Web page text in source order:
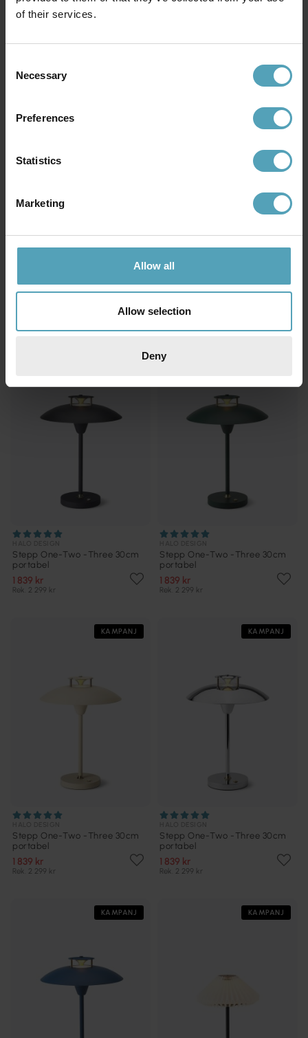
of their services.
Selection
Necessary
Preferences
Statistics
Marketing
Allow all
Allow selection
Deny
1 439 kr
KAMPANJ
HALO DESIGN
portabel
Rek. 2 299 kr
Stepp One-Two -Three 30cm
portabel
1 839 kr
Rek. 2 299 kr
Stepp One-Two -Three 30cm
portabel
1 839 kr
Rek. 2 299 kr
KAMPANJ
Stepp One-Two -Three 30cm
portabel
1 839 kr
Rek. 2 299 kr
KAMPANJ
Stepp One-Two -Three 30cm
portabel
1 839 kr
Rek. 2 299 kr
KAMPANJ KAMPANJ